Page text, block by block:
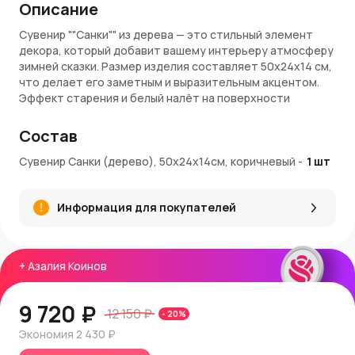
+ Азалия Коинов
9 720 ₽ 12 150 ₽ - 20%
Экономия 2 430 ₽
Описание
Сувенир ""Санки"" из дерева — это стильный элемент
декора, который добавит вашему интерьеру атмосферу
зимней сказки. Размер изделия составляет 50х24х14 см,
что делает его заметным и выразительным акцентом.
Эффект старения и белый налёт на поверхности
теплую атмосферу зимнего периода.
Материалы и качество
гарантирует их прочность и долговечность.
Поверхность обработана для создания эффекта
Натуральный коричневый цвет с белыми акцентами
делает декор универсальным и гармоничным для любого
интерьера.
Применение и украшение интерьера
Сувенир ""Санки"" идеально подойдёт для украшения
гостиной, детской комнаты или веранды. Их можно
Состав
Сувенир Санки (дерево), 50х24х14см, коричневый - 1 шт
Информация для покупателей